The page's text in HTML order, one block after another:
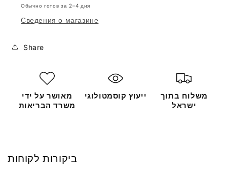
Обычно готов за 2–4 дня
Сведения о магазине
Share
מאושר על ידי
משרד הבריאות
ייעוץ קוסמטולוגי
משלוח בתוך
ישראל
ביקורות לקוחות